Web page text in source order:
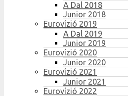
A Dal 2018
Junior 2018
Eurovízió 2019
A Dal 2019
Junior 2019
Eurovízió 2020
Junior 2020
Eurovízió 2021
Junior 2021
Eurovízió 2022